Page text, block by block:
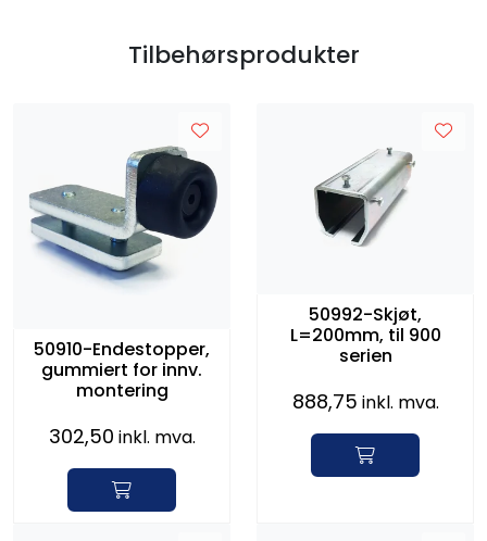
Tilbehørsprodukter
50910-Endestopper,
gummiert for innv.
montering
302,50 inkl. mva.
50992-Skjøt,
L=200mm, til 900
serien
888,75 inkl. mva.